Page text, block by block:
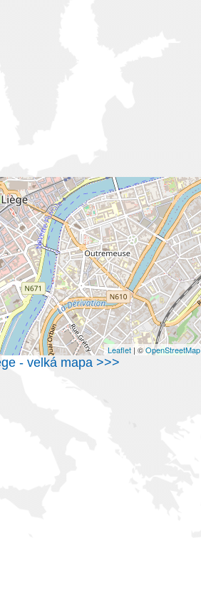
Leaflet | ©OpenStreetMap
- velká mapa >>>